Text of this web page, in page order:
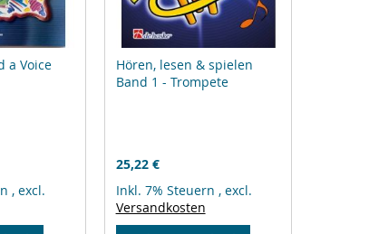
a Voice
,excl.
Hören, lesen & spielen
Band 1 - Trompete
25,22 €
Inkl. 7% Steuern , excl.
Versandkosten